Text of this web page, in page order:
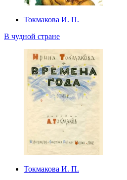
Токмакова И. П.
В чудной стране
Токмакова И. П.